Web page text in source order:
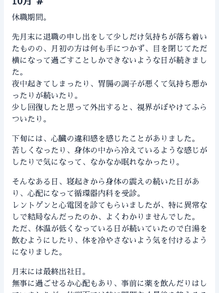
休職期間。
先月末に退職の申し出をして少しだけ気持ちが落ち着い
たものの、月初の方は何も手につかず、目を閉じてただ
横になって過ごすことしかできないような日が続きまし
た。
夜中起きてしまったり、胃腸の調子が悪くて気持ち悪か
ったりが続いたり。
少し回復したと思って外出すると、視界がぼやけてふら
ついたり。
下旬には、心臓の違和感を感じたことがありました。
苦しくなったり、身体の中から冷えているような感じが
したりで気になって、なかなか眠れなかったり。
そんなある日、寝起きから身体の震えの続いた日があ
り、心配になって循環器内科を受診。
レントゲンと心電図を診てもらいましたが、特に異常な
しで結局なんだったのか、よくわかりませんでした。
ただ、体温が低くなっている日が続いていたので白湯を
飲むようにしたり、体を冷やさないよう気を付けるよう
になりました。
月末には最終出社日。
無事に過ごせるか心配もあり、事前に薬を飲んだりはし